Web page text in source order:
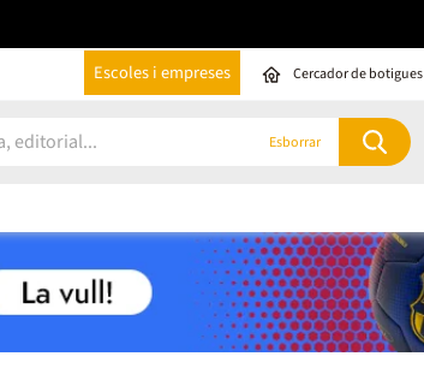
Escoles i empreses Cercador de botigues
Esborrar